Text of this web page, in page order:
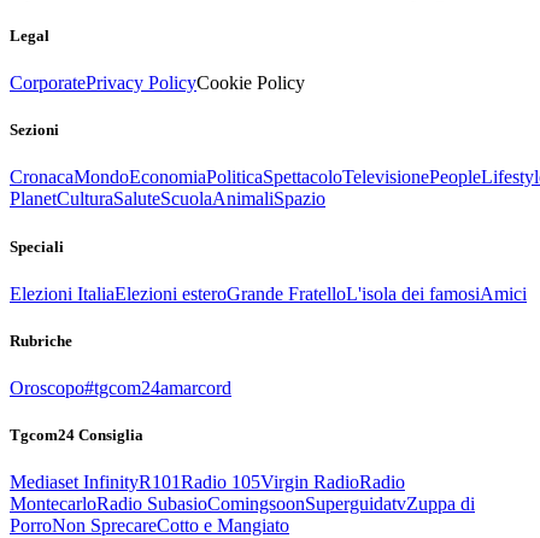
Legal
CorporatePrivacy PolicyCookie Policy
Sezioni
CronacaMondoEconomiaPoliticaSpettacoloTelevisionePeople
PlanetCulturaSaluteScuolaAnimaliSpazio
Speciali
Elezioni ItaliaElezioni esteroGrande FratelloL'isola dei famosiAmici
Rubriche
Oroscopo#tgcom24amarcord
Tgcom24 Consiglia
Mediaset InfinityR101Radio 105Virgin RadioRadio
MontecarloRadio SubasioComingsoonSuperguidatvZuppa di
PorroNon SprecareCotto e Mangiato